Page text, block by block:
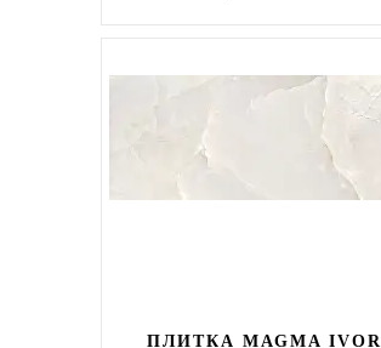
ПЛИТКА MAGMA